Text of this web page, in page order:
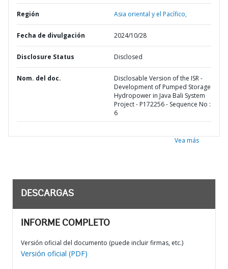
Región Asia oriental y el Pacífico,
Fecha de divulgación 2024/10/28
Disclosure Status Disclosed
Nom. del doc.
Disclosable Version of the ISR -
Development of Pumped Storage
Hydropower in Java Bali System
Project - P172256 - Sequence No :
6
Vea más
DESCARGAS
INFORME COMPLETO
Versión oficial del documento (puede incluir firmas, etc.)
Versión oficial (PDF)